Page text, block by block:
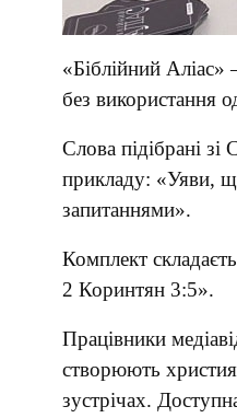
«Біблійний Аліас»
без використання
Слова підібрані
прикладу: «Уяви,
запитаннями».
Комплект
2 Коринтян 3:5».
Працівники
створюють
зустрічах.